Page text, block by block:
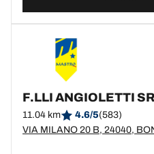
F.LLI ANGIOLETTI
11.04 km 4.6/5(583)
VIA MILANO 20 B, 24040,